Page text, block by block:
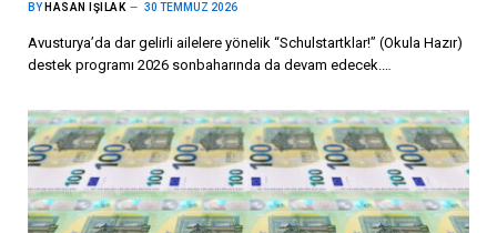
BY HASAN IŞILAK 30 TEMMUZ 2026
Avusturya’da dar gelirli ailelere yönelik “Schulstartklar!” (Okula Hazır)
destek programı 2026 sonbaharında da devam edecek.…